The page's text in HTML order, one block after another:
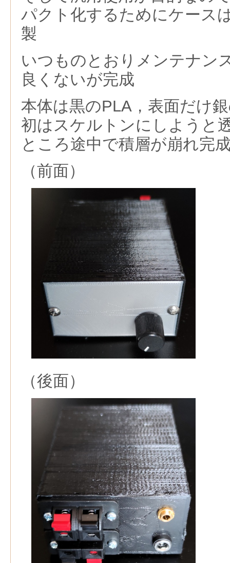
パクト化するためにケース
製
いつものとおりメンテナン
良くないが完成
本体は黒のPLA，表面だけ
初はスケルトンにしようと
ところ途中で積層が崩れ完
（前面）
（後面）